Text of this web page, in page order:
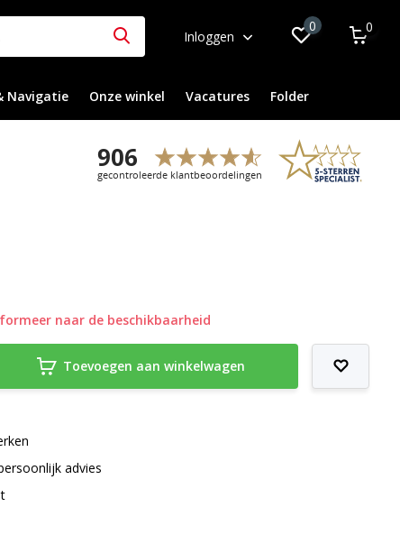
Inloggen
0 0
Navigatie Onze winkel Vacatures Folder
naar de beschikbaarheid
Toevoegen aan winkelwagen
advies